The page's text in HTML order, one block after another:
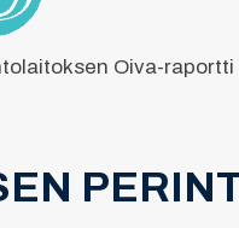
Oiva-raportti